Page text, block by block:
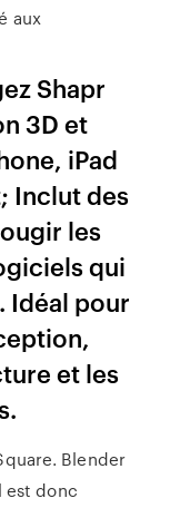
aux
Shapr
3D et
iPad
Inclut des
les
qui
Idéal pour
et les
Blender
donc